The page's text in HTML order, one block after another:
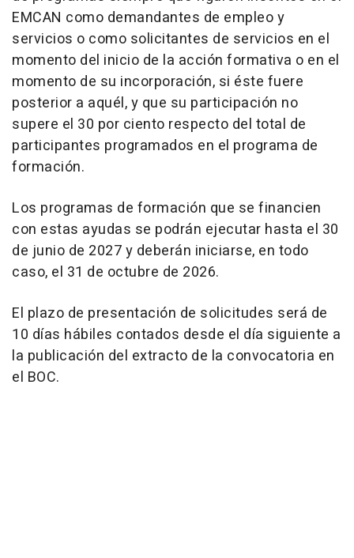
EMCAN como demandantes de empleo y
servicios o como solicitantes de servicios en el
momento del inicio de la acción formativa o en el
momento de su incorporación, si éste fuere
posterior a aquél, y que su participación no
supere el 30 por ciento respecto del total de
participantes programados en el programa de
formación.
Los programas de formación que se financien
con estas ayudas se podrán ejecutar hasta el 30
de junio de 2027 y deberán iniciarse, en todo
caso, el 31 de octubre de 2026.
El plazo de presentación de solicitudes será de
10 días hábiles contados desde el día siguiente a
la publicación del extracto de la convocatoria en
el BOC.